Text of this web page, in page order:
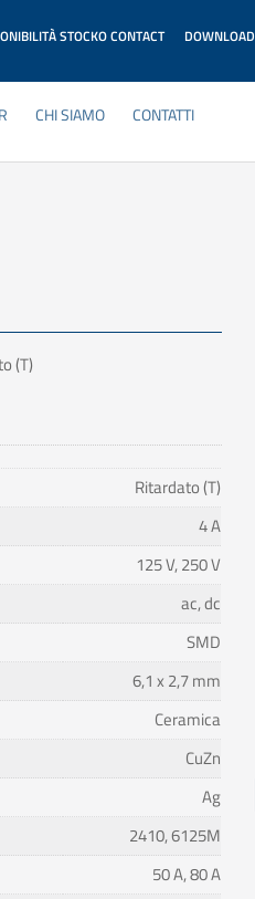
STOCKO CONTACT DOWNLOAD
CHI SIAMO
CONTATTI
(T)
Ritardato (T)
4 A
125 V, 250 V
ac, dc
SMD
6,1 x 2,7 mm
Ceramica
CuZn
Ag
2410, 6125M
50 A, 80 A